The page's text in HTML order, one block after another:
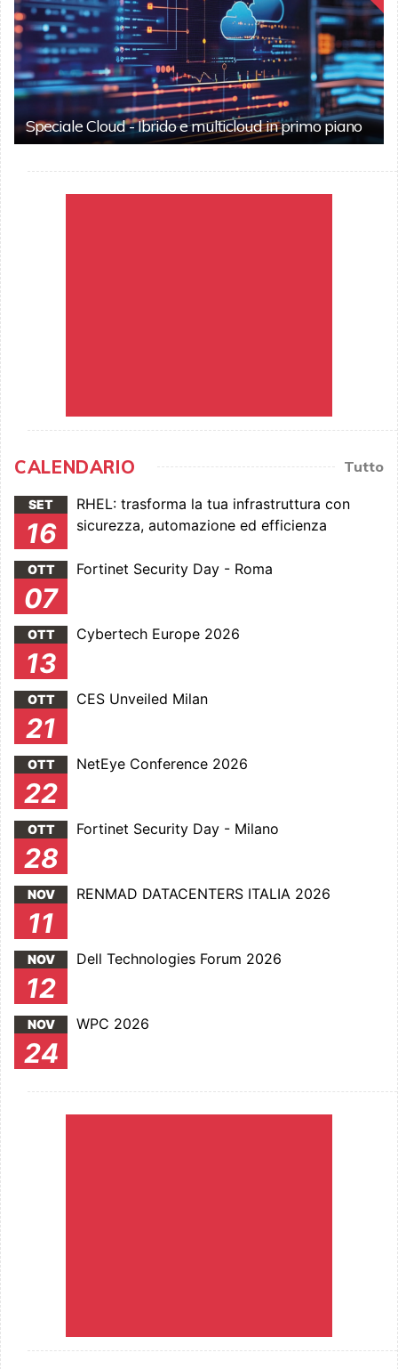
Speciale Cloud - Ibrido e multicloud in primo piano
CALENDARIO Tutto
SET
16
RHEL: trasforma la tua infrastruttura con
sicurezza, automazione ed efficienza
OTT
07
Fortinet Security Day - Roma
OTT
13
Cybertech Europe 2026
OTT
21
CES Unveiled Milan
OTT
22
NetEye Conference 2026
OTT
28
Fortinet Security Day - Milano
NOV
11
RENMAD DATACENTERS ITALIA 2026
NOV
12
Dell Technologies Forum 2026
NOV
24
WPC 2026